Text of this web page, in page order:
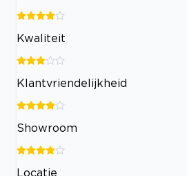
Kwaliteit
Klantvriendelijkheid
Showroom
Locatie